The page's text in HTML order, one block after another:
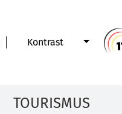
Kontrast
TOURISMUS